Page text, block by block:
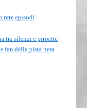
rete episodi
tra silenzi e piroette
fan della pista nera